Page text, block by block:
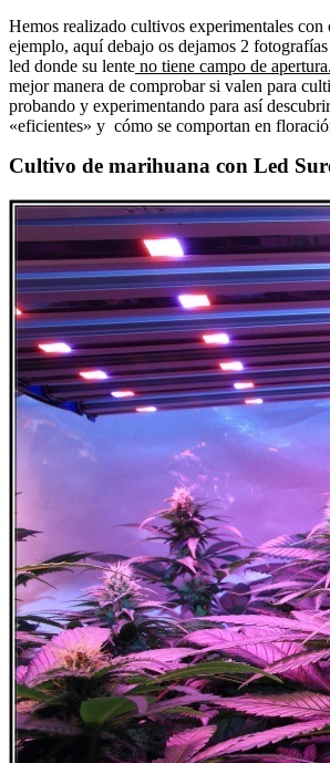
Hemos realizado cultivos experimentales con
ejemplo, aquí debajo os dejamos 2
led donde su lente no tiene campo de apertura.
mejor manera de comprobar si valen para
probando y experimentando para así
«eficientes» y cómo se comportan en
Cultivo de marihuana con Led